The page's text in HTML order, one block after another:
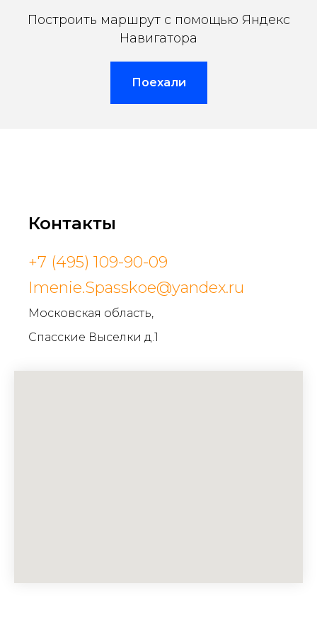
Построить маршрут с помощью Яндекс
Навигатора
Поехали
Контакты
+7 (495) 109-90-09
Imenie.Spasskoe@yandex.ru
Московская область,
Спасские Выселки д.1